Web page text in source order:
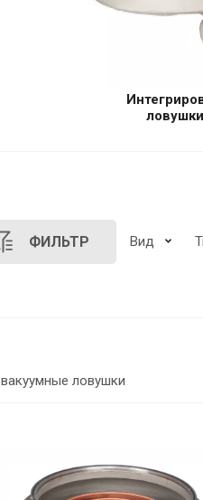
ФИЛЬТР Вид
вакуумные ловушки